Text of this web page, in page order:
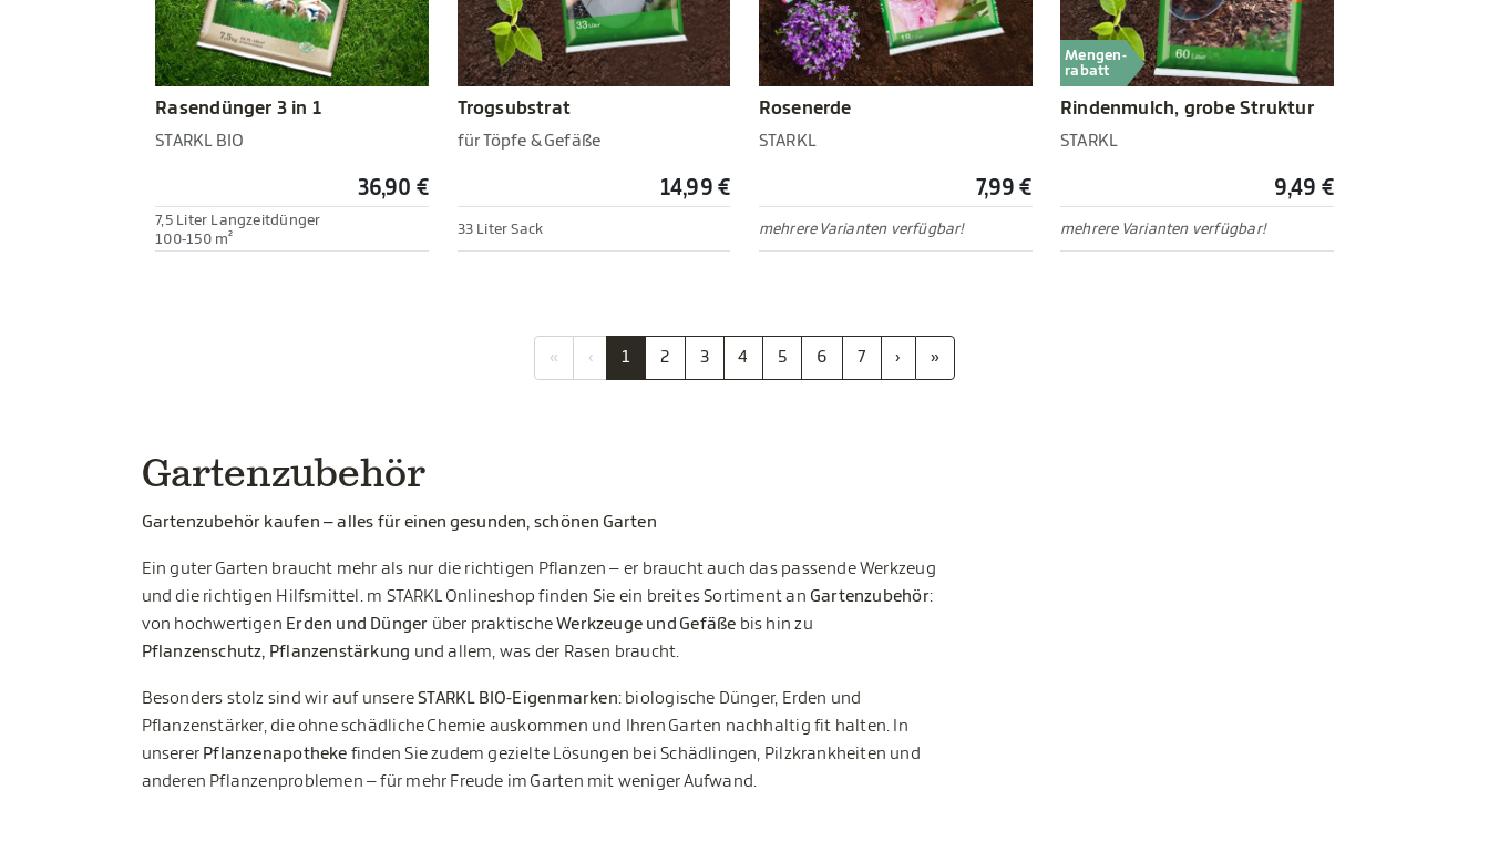
Rasendünger 3 in 1
STARKL BIO
36,90 €
7,5 Liter Langzeitdünger
100-150 m²
Trogsubstrat
für Töpfe & Gefäße
14,99 €
33 Liter Sack
Rosenerde
STARKL
7,99 €
mehrere Varianten verfügbar!
Mengen-
rabatt
Rindenmulch, grobe Struktur
STARKL
9,49 €
mehrere Varianten verfügbar!
« ‹ 1 2 3 4 5 6 7 › »
Gartenzubehör
Gartenzubehör kaufen – alles für einen gesunden, schönen Garten
Ein guter Garten braucht mehr als nur die richtigen Pflanzen – er braucht auch das passende Werkzeug
und die richtigen Hilfsmittel. m STARKL Onlineshop finden Sie ein breites Sortiment an Gartenzubehör:
von hochwertigen Erden und Dünger über praktischeWerkzeuge und Gefäße bis hin zu
Pflanzenschutz, Pflanzenstärkung und allem, was der Rasen braucht.
Besonders stolz sind wir auf unsereSTARKL BIO-Eigenmarken: biologische Dünger, Erden und
Pflanzenstärker, die ohne schädliche Chemie auskommen und Ihren Garten nachhaltig fit halten. In
unserer Pflanzenapotheke finden Sie zudem gezielte Lösungen bei Schädlingen, Pilzkrankheiten und
anderen Pflanzenproblemen – für mehr Freude im Garten mit weniger Aufwand.